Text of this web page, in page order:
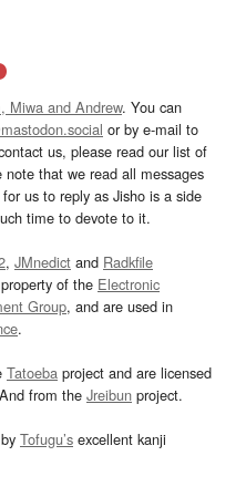
Miwa and Andrew. You can
or by e-mail to
us, please read our list of
note that we read all messages
us to reply as Jisho is a side
time to devote to it.
, JMnedict and Radkfile
of the Electronic
Group, and are used in
.
Tatoeba project and are licensed
from the Jreibun project.
Tofugu’s excellent kanji